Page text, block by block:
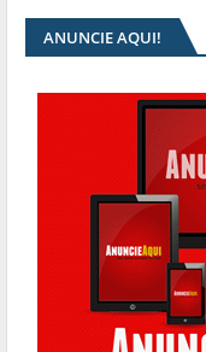
ANUNCIE AQUI!